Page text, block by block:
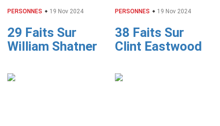
PERSONNES 19 Nov 2024
29 Faits Sur
William Shatner
PERSONNES 19 Nov 2024
38 Faits Sur
Clint Eastwood